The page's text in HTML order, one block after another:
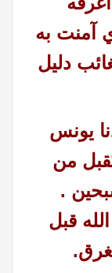
آمنت به
دليل
يونس
من
.
قبل